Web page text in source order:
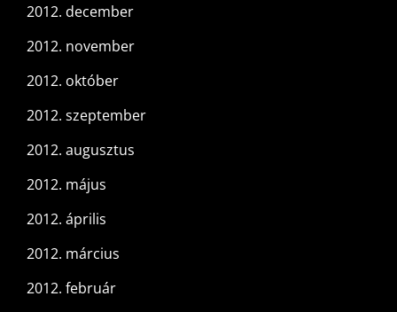
2012. december
2012. november
2012. október
2012. szeptember
2012. augusztus
2012. május
2012. április
2012. március
2012. február